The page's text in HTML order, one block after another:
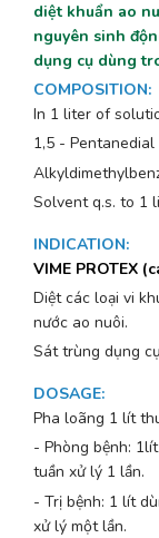
diệt khuẩn ao
nguyên sinh
dụng cụ dùng
COMPOSITION:
In 1 liter of
1,5 -
Solvent q.s. to 1
INDICATION:
VIME PROTEX
Diệt các loại vi
nước ao nuôi.
Sát trùng dụng
DOSAGE:
Pha loãng 1 lít
- Phòng bệnh:
tuần xử lý 1 lần.
- Trị bệnh: 1 lít
xử lý một lần.